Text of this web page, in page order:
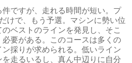
ですが、走れる時間が短い。プ
けで、もう予選。マシンに勢い位
ベストのラインを発見し、そこ
要がある。このコースは多くの
採りが求められる。低いライン
走るいるし、真ん中辺りに自分